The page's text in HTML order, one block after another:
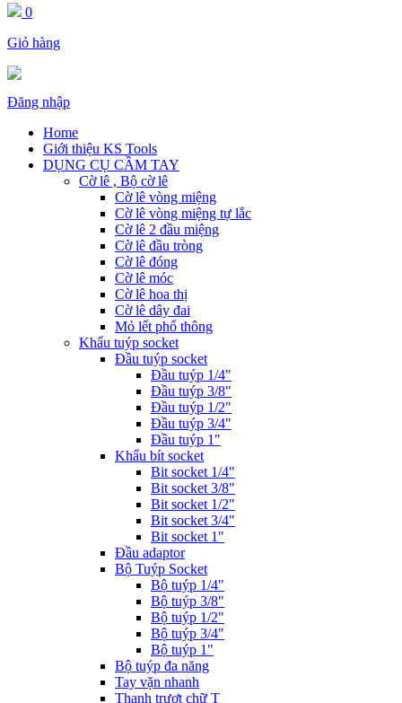
0
Giỏ hàng
Đăng nhập
Home
Giới thiệu KS Tools
DỤNG CỤ CẦM TAY
Cờ lê , Bộ cờ lê
Cờ lê vòng miệng
Cờ lê vòng miệng tự lắc
Cờ lê 2 đầu miệng
Cờ lê đầu tròng
Cờ lê đóng
Cờ lê móc
Cờ lê hoa thị
Cờ lê dây đai
Mỏ lết phổ thông
Khẩu tuýp socket
Đầu tuýp socket
Đầu tuýp 1/4"
Đầu tuýp 3/8"
Đầu tuýp 1/2"
Đầu tuýp 3/4"
Đầu tuýp 1"
Khẩu bít socket
Bit socket 1/4"
Bit socket 3/8"
Bit socket 1/2"
Bit socket 3/4"
Bit socket 1"
Đầu adaptor
Bộ Tuýp Socket
Bộ tuýp 1/4"
Bộ tuýp 3/8"
Bộ tuýp 1/2"
Bộ tuýp 3/4"
Bộ tuýp 1"
Bộ tuýp đa năng
Tay vặn nhanh
Thanh trượt chữ T